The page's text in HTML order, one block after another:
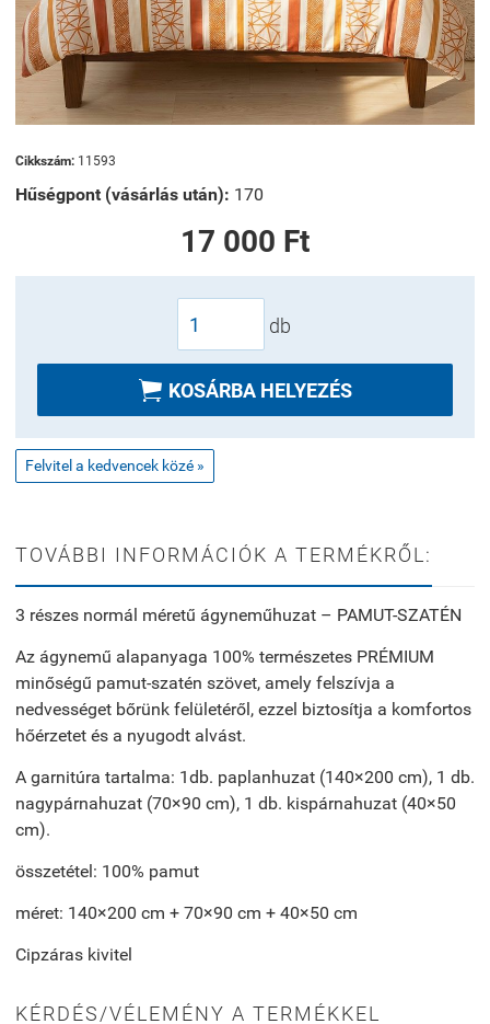
Cikkszám: 11593
Hűségpont (vásárlás után): 170
17 000 Ft
db
 KOSÁRBA HELYEZÉS
Felvitel a kedvencek közé »
TOVÁBBI INFORMÁCIÓK A TERMÉKRŐL:
3 részes normál méretű ágyneműhuzat – PAMUT-SZATÉN
Az ágynemű alapanyaga 100% természetes PRÉMIUM
minőségű pamut-szatén szövet, amely felszívja a
nedvességet bőrünk felületéről, ezzel biztosítja a komfortos
hőérzetet és a nyugodt alvást.
A garnitúra tartalma: 1db. paplanhuzat (140×200 cm), 1 db.
nagypárnahuzat (70×90 cm), 1 db. kispárnahuzat (40×50
cm).
összetétel: 100% pamut
méret: 140×200 cm + 70×90 cm + 40×50 cm
Cipzáras kivitel
KÉRDÉS/VÉLEMÉNY A TERMÉKKEL